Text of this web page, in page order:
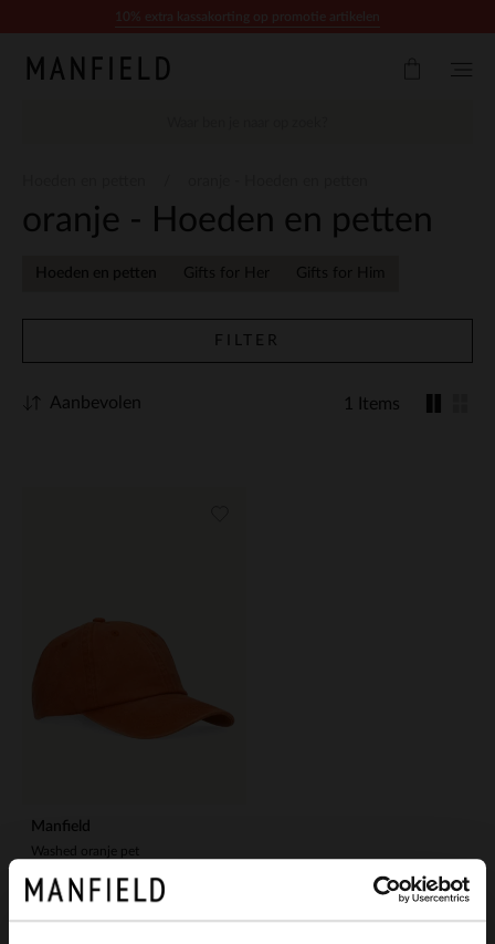
oranje - Hoeden en petten
Hoeden en petten Gifts for Her Gifts for Him
FILTER
1 Items
Aanbevolen
Manfield
Washed oranje pet
19.99